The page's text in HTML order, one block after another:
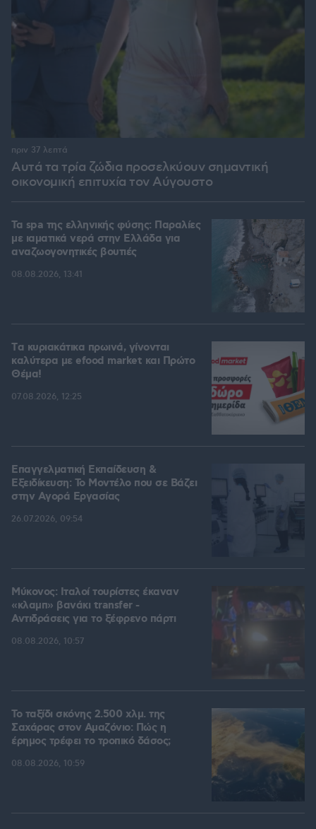
Αυτά τα τρία ζώδια προσελκύουν σημαντική
οικονομική επιτυχία τον Αύγουστο
πριν 37 λεπτά
Τα spa της ελληνικής φύσης: Παραλίες
με ιαματικά νερά στην Ελλάδα για
αναζωογονητικές βουτιές
08.08.2026, 13:41
Tα κυριακάτικα πρωινά, γίνονται
καλύτερα με efood market και Πρώτο
Θέμα!
07.08.2026, 12:25
Επαγγελματική Εκπαίδευση &
Εξειδίκευση: Το Mοντέλο που σε Bάζει
στην Aγορά Eργασίας
26.07.2026, 09:54
Μύκονος: Ιταλοί τουρίστες έκαναν
«κλαμπ» βανάκι transfer -
Αντιδράσεις για το ξέφρενο πάρτι
08.08.2026, 10:57
Το ταξίδι σκόνης 2.500 χλμ. της
Σαχάρας στον Αμαζόνιο: Πώς η
έρημος τρέφει το τροπικό δάσος;
08.08.2026, 10:59